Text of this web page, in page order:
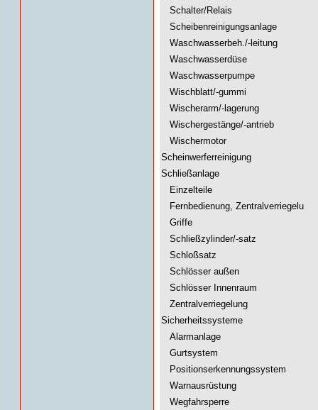
Schalter/Relais
Scheibenreinigungsanlage
Waschwasserbeh./-leitung
Waschwasserdüse
Waschwasserpumpe
Wischblatt/-gummi
Wischerarm/-lagerung
Wischergestänge/-antrieb
Wischermotor
Scheinwerferreinigung
Schließanlage
Einzelteile
Fernbedienung, Zentralverriegelu
Griffe
Schließzylinder/-satz
Schloßsatz
Schlösser außen
Schlösser Innenraum
Zentralverriegelung
Sicherheitssysteme
Alarmanlage
Gurtsystem
Positionserkennungssystem
Warnausrüstung
Wegfahrsperre